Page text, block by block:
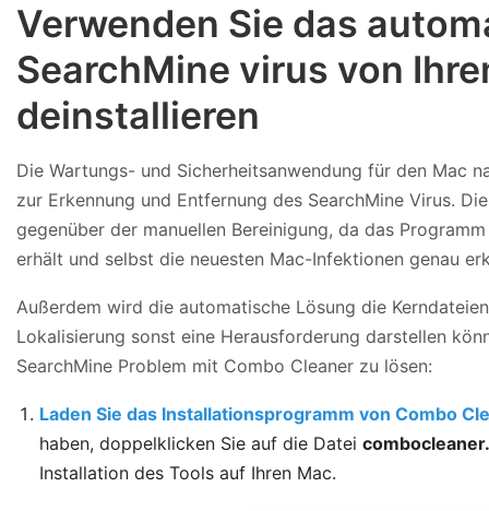
Verwenden Sie das
SearchMine virus von
deinstallieren
Die Wartungs- und Sicherheitsanwendung für den Mac
zur Erkennung und Entfernung des SearchMine Virus.
gegenüber der manuellen Bereinigung, da das
erhält und selbst die neuesten Mac-Infektionen genau
Außerdem wird die automatische Lösung die
Lokalisierung sonst eine Herausforderung darstellen
SearchMine Problem mit Combo Cleaner zu lösen:
Laden Sie das Installationsprogramm von Combo
haben, doppelklicken Sie auf die Datei
Installation des Tools auf Ihren Mac.